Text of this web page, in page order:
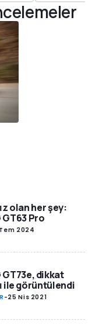
olan her şey:
Pro
2024
dikkat
ile görüntülendi
-25 Nis 2021